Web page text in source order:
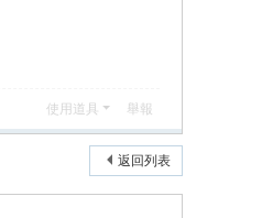
使用道具 舉報
返回列表